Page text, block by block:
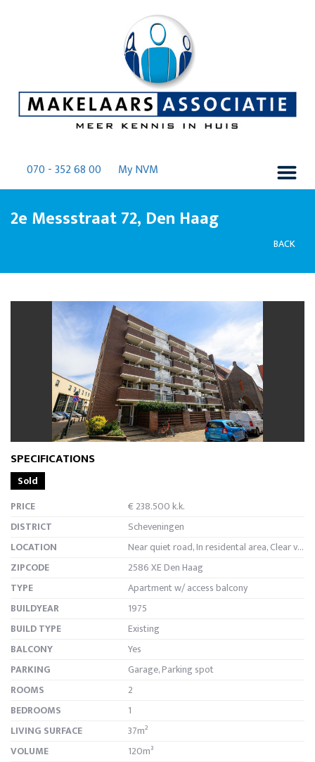
070 - 352 68 00 My NVM
2e Messstraat 72, Den Haag
BACK
previous
SPECIFICATIONS
Sold
PRICE
€ 238.500 k.k.
DISTRICT
Scheveningen
LOCATION
Near quiet road, In residental area, Clear view
ZIPCODE
2586 XE Den Haag
TYPE
Apartment w/ access balcony
BUILDYEAR
1975
BUILD TYPE
Existing
BALCONY
Yes
PARKING
Garage, Parking spot
ROOMS
2
BEDROOMS
1
LIVING SURFACE
37m²
VOLUME
120m³